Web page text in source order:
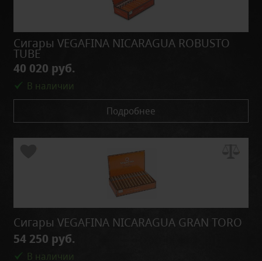
Сигары VEGAFINA NICARAGUA ROBUSTO
TUBE
40 020 руб.
В наличии
Подробнее
Сигары VEGAFINA NICARAGUA GRAN TORO
54 250 руб.
В наличии